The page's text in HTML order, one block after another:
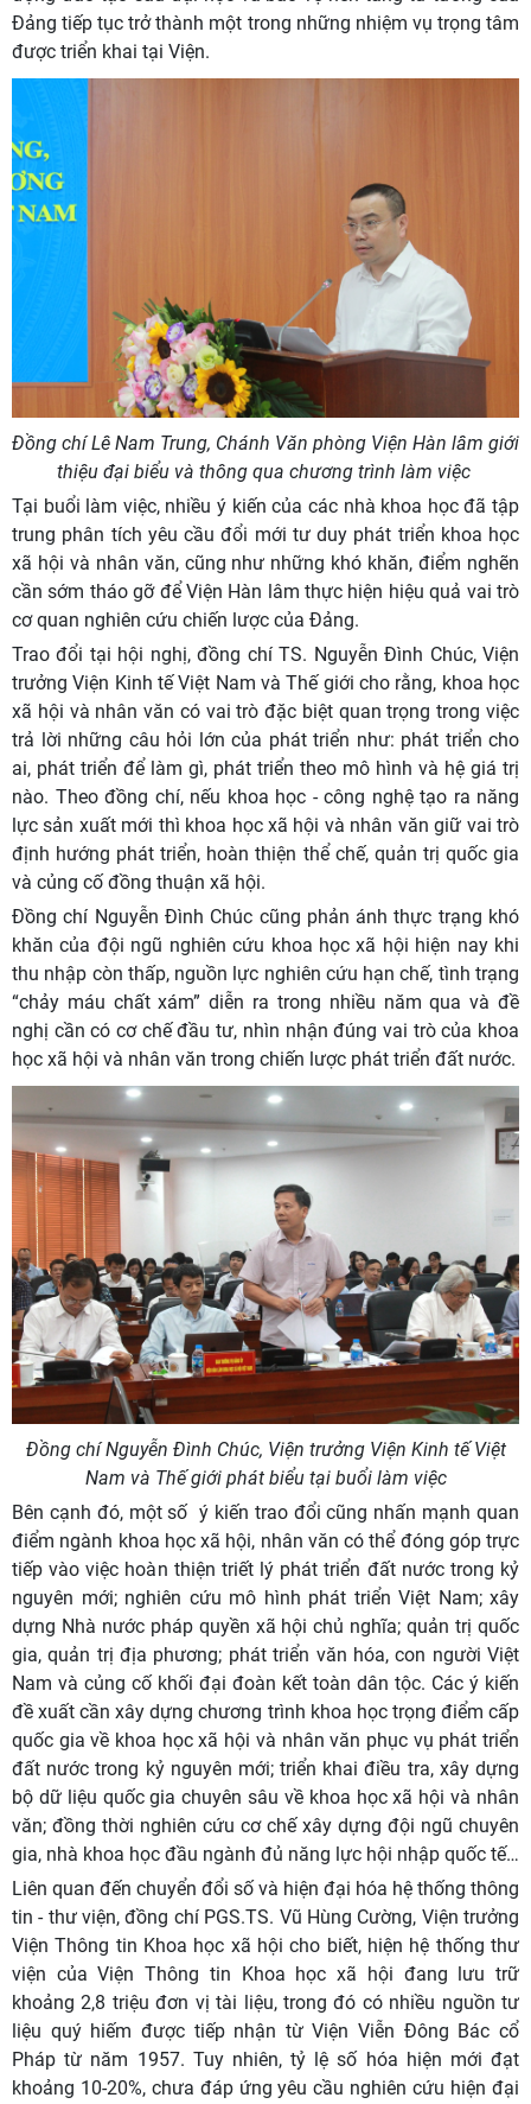
Đảng tiếp tục trở thành một trong những nhiệm vụ trọng tâm
được triển khai tại Viện.
Đồng chí Lê Nam Trung, Chánh Văn phòng Viện Hàn lâm giới
thiệu đại biểu và thông qua chương trình làm việc
Tại buổi làm việc, nhiều ý kiến của các nhà khoa học đã tập
trung phân tích yêu cầu đổi mới tư duy phát triển khoa học
xã hội và nhân văn, cũng như những khó khăn, điểm nghẽn
cần sớm tháo gỡ để Viện Hàn lâm thực hiện hiệu quả vai trò
cơ quan nghiên cứu chiến lược của Đảng.
Trao đổi tại hội nghị, đồng chí TS. Nguyễn Đình Chúc, Viện
trưởng Viện Kinh tế Việt Nam và Thế giới cho rằng, khoa học
xã hội và nhân văn có vai trò đặc biệt quan trọng trong việc
trả lời những câu hỏi lớn của phát triển như: phát triển cho
ai, phát triển để làm gì, phát triển theo mô hình và hệ giá trị
nào. Theo đồng chí, nếu khoa học - công nghệ tạo ra năng
lực sản xuất mới thì khoa học xã hội và nhân văn giữ vai trò
định hướng phát triển, hoàn thiện thể chế, quản trị quốc gia
và củng cố đồng thuận xã hội.
Đồng chí Nguyễn Đình Chúc cũng phản ánh thực trạng khó
khăn của đội ngũ nghiên cứu khoa học xã hội hiện nay khi
thu nhập còn thấp, nguồn lực nghiên cứu hạn chế, tình trạng
“chảy máu chất xám” diễn ra trong nhiều năm qua và đề
nghị cần có cơ chế đầu tư, nhìn nhận đúng vai trò của khoa
học xã hội và nhân văn trong chiến lược phát triển đất nước.
Đồng chíNguyễn Đình Chúc, Viện trưởng Viện Kinh tế Việt
Nam và Thế giớiphát biểu tại buổi làm việc
Bên cạnh đó, một số ý kiến trao đổi cũng nhấn mạnh quan
điểm ngành khoa học xã hội, nhân văn có thể đóng góp trực
tiếp vào việc hoàn thiện triết lý phát triển đất nước trong kỷ
nguyên mới; nghiên cứu mô hình phát triển Việt Nam; xây
dựng Nhà nước pháp quyền xã hội chủ nghĩa; quản trị quốc
gia, quản trị địa phương; phát triển văn hóa, con người Việt
Nam và củng cố khối đại đoàn kết toàn dân tộc. Các ý kiến
đề xuất cần xây dựng chương trình khoa học trọng điểm cấp
quốc gia về khoa học xã hội và nhân văn phục vụ phát triển
đất nước trong kỷ nguyên mới; triển khai điều tra, xây dựng
bộ dữ liệu quốc gia chuyên sâu về khoa học xã hội và nhân
văn; đồng thời nghiên cứu cơ chế xây dựng đội ngũ chuyên
gia, nhà khoa học đầu ngành đủ năng lực hội nhập quốc tế…
Liên quan đến chuyển đổi số và hiện đại hóa hệ thống thông
tin - thư viện, đồng chí PGS.TS. Vũ Hùng Cường, Viện trưởng
Viện Thông tin Khoa học xã hộicho biết, hiện hệ thống thư
viện của Viện Thông tin Khoa học xã hội đang lưu trữ
khoảng 2,8 triệu đơn vị tài liệu, trong đó có nhiều nguồn tư
liệu quý hiếm được tiếp nhận từ Viện Viễn Đông Bác cổ
Pháp từ năm 1957. Tuy nhiên, tỷ lệ số hóa hiện mới đạt
khoảng 10-20%, chưa đáp ứng yêu cầu nghiên cứu hiện đại